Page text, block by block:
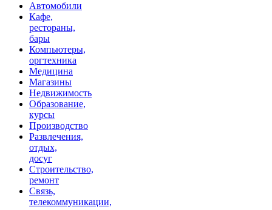
Автомобили
Кафе,
рестораны,
бары
Компьютеры,
оргтехника
Медицина
Магазины
Недвижимость
Образование,
курсы
Производство
Развлечения,
отдых,
досуг
Строительство,
ремонт
Связь,
телекоммуникации,